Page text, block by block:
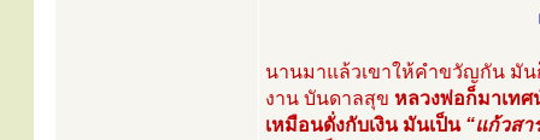
นานมาแล้วเขาให้คำขวัญกัน มัน
งาน บันดาลสุข หลวงพ่อก็มาเทศ
เหมือนดั่งกับเงิน มันเป็น “แก้วสา